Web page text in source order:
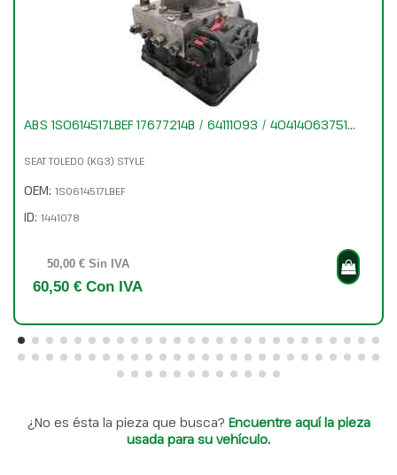
ABS 1S0614517LBEF 17677214B / 64111093 / 40414063751...
SEAT TOLEDO (KG3) STYLE
OEM: 1S0614517LBEF
ID: 1441078
50,00 € Sin IVA
60,50 € Con IVA
¿No es ésta la pieza que busca? Encuentre aquí la pieza
usada para su vehículo.